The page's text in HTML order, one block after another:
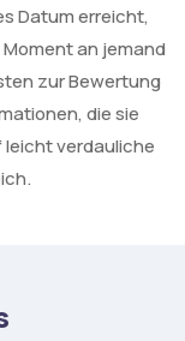
Datum erreicht,
an jemand
zur Bewertung
die sie
verdauliche